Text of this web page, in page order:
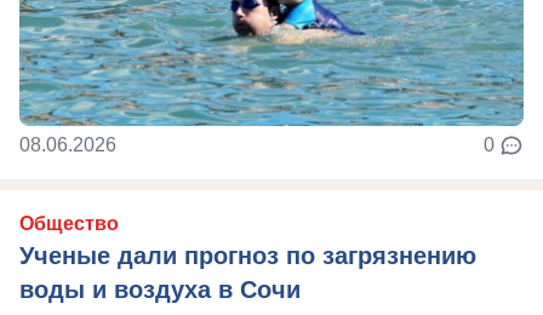
08.06.2026 0
Общество
Ученые дали прогноз по загрязнению
воды и воздуха в Сочи